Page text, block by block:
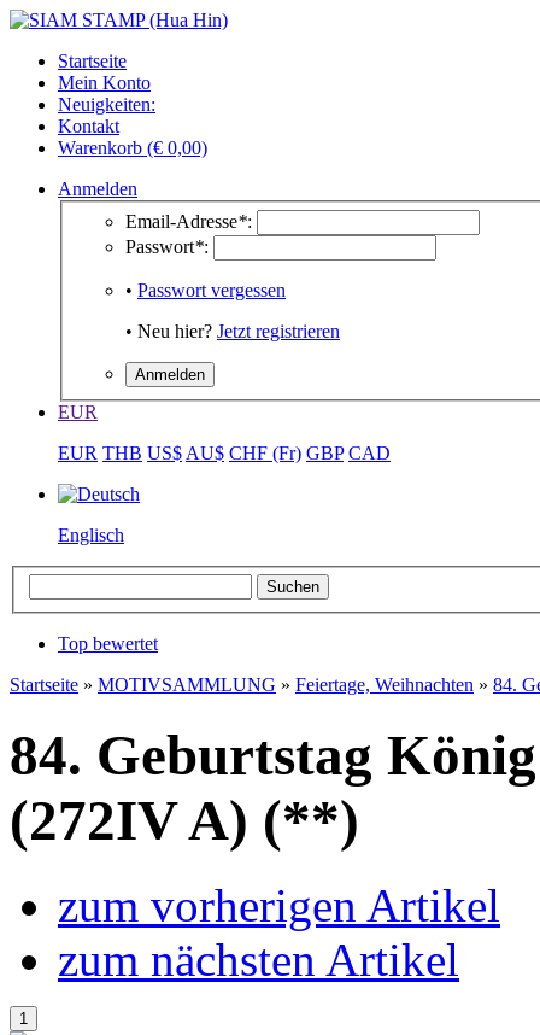
Startseite
Mein Konto
Neuigkeiten:
Kontakt
Warenkorb (€ 0,00)
Anmelden
Email-Adresse*:
Passwort*:
• Passwort vergessen
• Neu hier? Jetzt registrieren
EUR
EUR THB US$ AU$ CHF (Fr) GBP CAD
Englisch
Top bewertet
Startseite » MOTIVSAMMLUNG » Feiertage, Weihnachten » 84.
84. Geburtstag
(272IV A) (**)
zum vorherigen Artikel
zum nächsten Artikel